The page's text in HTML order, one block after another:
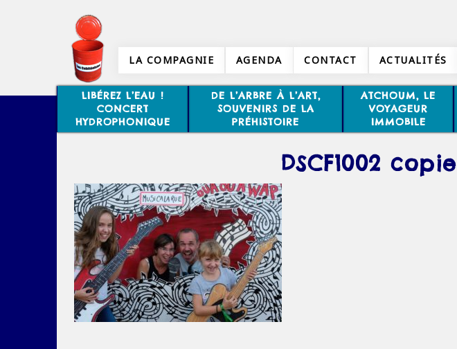
LA COMPAGNIE AGENDA CONTACT ACTUALITÉS
LIBÉREZ L’EAU !
CONCERT
HYDROPHONIQUE
DE L’ARBRE À L’ART,
SOUVENIRS DE LA
PRÉHISTOIRE
ATCHOUM, LE
VOYAGEUR
IMMOBILE
DSCF1002 copie